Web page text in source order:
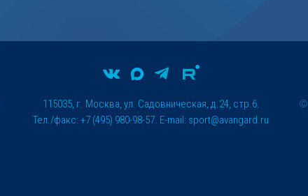
115035, г. Москва, ул. Садовническая, д.24, стр.6.
Тел./факс: +7 (495) 980-98-57. E-mail: sport@avangard.ru
©